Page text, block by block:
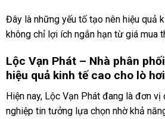
Đây là những yếu tố tạo nên hiệu quả
không chỉ lợi ích ngắn hạn từ giá mua
Lộc Vạn Phát – Nhà phân phối
hiệu quả kinh tế cao cho lò hơi
Hiện nay, Lộc Vạn Phát đang là đơn vị
nghiệp tin tưởng lựa chọn nhờ khả